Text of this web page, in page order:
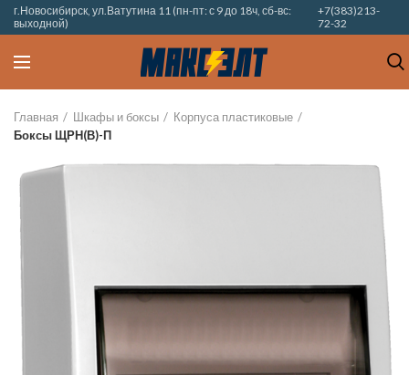
г.Новосибирск, ул.Ватутина 11 (пн-пт: с 9 до 18ч, сб-вс:
выходной)
+7(383)213-
72-32
Главная Шкафы и боксы
Корпуса пластиковые
Боксы ЩРН(В)-П